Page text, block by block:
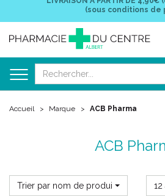
(sous conditions de
Accueil Marque ACB Pharma
ACB
Trier par nom de produit